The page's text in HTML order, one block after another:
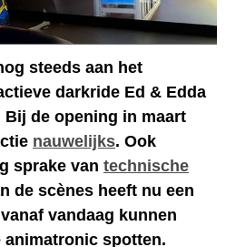
steeds aan het
darkride Ed & Edda
de opening in maart
nauwelijks. Ook
sprake van technische
de scènes heeft nu een
vandaag kunnen
animatronic spotten.